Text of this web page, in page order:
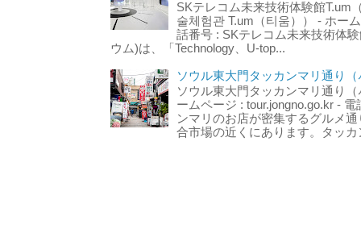
SKテレコム未来技術体験館T.um
술체험관 T.um（티움）） - ホー
話番号 : SKテレコム未来技術体
ウム)は、「Technology、U-top...
ソウル東大門タッカンマリ通り
ソウル東大門タッカンマリ通り
ームページ : tour.jongno.go.kr -
ンマリのお店が密集するグルメ
合市場の近くにあります。タッ